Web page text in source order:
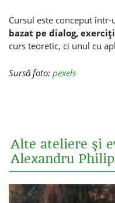
Cursul este conceput
bazat pe dialog,
curs teoretic, ci unul cu
Sursă foto: pexels
Alte ateliere şi
Alexandru